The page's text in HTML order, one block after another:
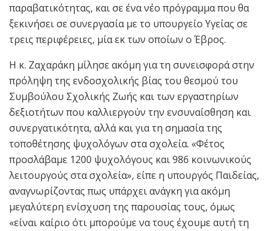
παραβατικότητας, και σε ένα νέο πρόγραμμα που θα
ξεκινήσει σε συνεργασία με το υπουργείο Υγείας σε
τρεις περιφέρειες, μία εκ των οποίων ο Έβρος.
Η κ. Ζαχαράκη μίλησε ακόμη για τη συνεισφορά στην
πρόληψη της ενδοσχολικής βίας του θεσμού του
Συμβούλου Σχολικής Ζωής και των εργαστηρίων
δεξιοτήτων που καλλιεργούν την ενσυναίσθηση και
συνεργατικότητα, αλλά και για τη σημασία της
τοποθέτησης ψυχολόγων στα σχολεία. «Φέτος
προσλάβαμε 1200 ψυχολόγους και 986 κοινωνικούς
λειτουργούς στα σχολεία», είπε η υπουργός Παιδείας,
αναγνωρίζοντας πως υπάρχει ανάγκη για ακόμη
μεγαλύτερη ενίσχυση της παρουσίας τους, όμως
«είναι καίριο ότι μπορούμε να τους έχουμε αυτή τη